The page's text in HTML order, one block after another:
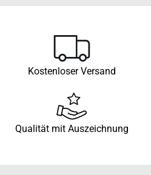
Kostenloser Versand
Qualität mit Auszeichnung